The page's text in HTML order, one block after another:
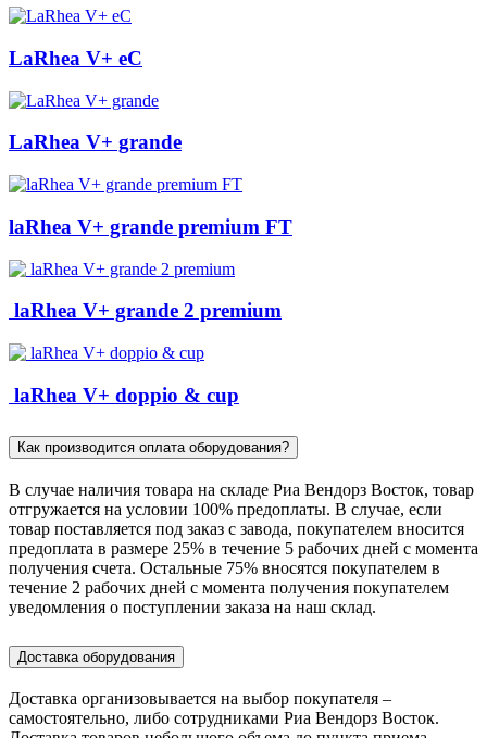
LaRhea V+ eC
LaRhea V+ grande
laRhea V+ grande premium FT
laRhea V+ grande 2 premium
laRhea V+ doppio & cup
Как производится оплата оборудования?
В случае наличия товара на складе Риа Вендорз Восток, товар
отгружается на условии 100% предоплаты. В случае, если
товар поставляется под заказ c завода, покупателем вносится
предоплата в размере 25% в течение 5 рабочих дней с момента
получения счета. Остальные 75% вносятся покупателем в
течение 2 рабочих дней с момента получения покупателем
уведомления о поступлении заказа на наш склад.
Доставка оборудования
Доставка организовывается на выбор покупателя –
самостоятельно, либо сотрудниками Риа Вендорз Восток.